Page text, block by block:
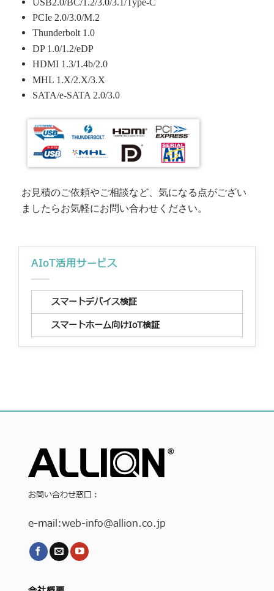
PCIe 2.0/3.0/M.2
Thunderbolt 1.0
DP 1.0/1.2/eDP
HDMI 1.3/1.4b/2.0
MHL 1.X/2.X/3.X
SATA/e-SATA 2.0/3.0
お見積のご依頼やご相談など、気になる点がござい
ましたらお気軽にお問い合わせください。
AIoT活用サービス
スマートデバイス検証
スマートホーム向けIoT検証
お問い合わせ窓口：
e-mail:web-info@allion.co.jp